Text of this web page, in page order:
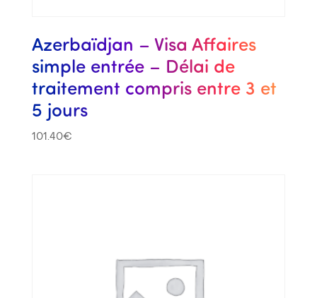
Azerbaïdjan – Visa Affaires
simple entrée – Délai de
traitement compris entre 3 et
5 jours
101.40€